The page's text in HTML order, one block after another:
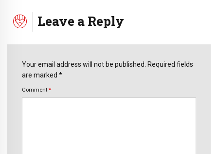
Leave a Reply
Your email address will not be published. Required fields
are marked *
Comment *